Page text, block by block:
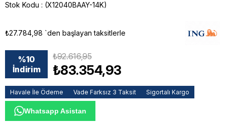
Stok Kodu (X12040BAAY-14K)
₺27.784,98 `den başlayan taksitlerle
%10
İndirim
₺92.616,95
₺83.354,93
Havale İle Ödeme Vade Farksız 3 Taksit Sigortalı Kargo
Whatsapp Asistan